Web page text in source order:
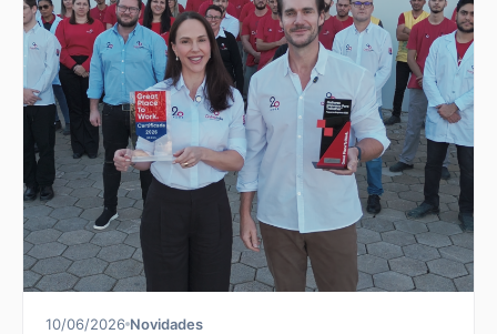
10/06/2026 Novidades